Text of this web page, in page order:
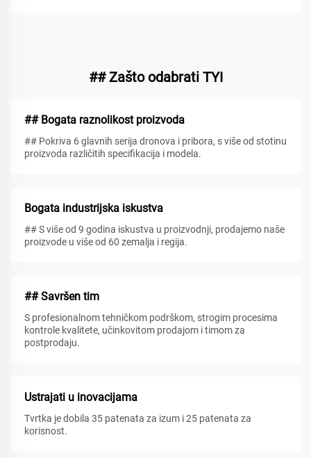
## Zašto odabrati TYI
## Bogata raznolikost proizvoda
## Pokriva 6 glavnih serija dronova i pribora, s više od stotinu
proizvoda različitih specifikacija i modela.
Bogata industrijska iskustva
## S više od 9 godina iskustva u proizvodnji, prodajemo naše
proizvode u više od 60 zemalja i regija.
## Savršen tim
S profesionalnom tehničkom podrškom, strogim procesima
kontrole kvalitete, učinkovitom prodajom i timom za
postprodaju.
Ustrajati u inovacijama
Tvrtka je dobila 35 patenata za izum i 25 patenata za
korisnost.